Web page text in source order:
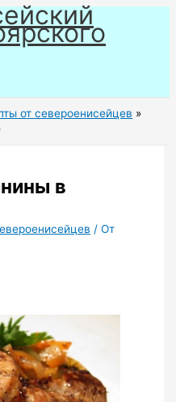
от североенисейцев
в
/ От